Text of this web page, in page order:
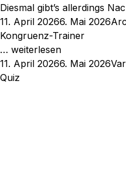
Diesmal gibt’s allerdings
Veröffentlicht
am
11. April 20266. Mai 2026
Kongruenz-Trainer
… weiterlesen
Veröffentlicht
am
11. April 20266. Mai 2026
Quiz